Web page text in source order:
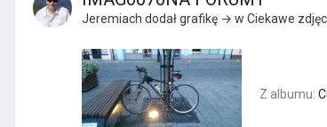
Jeremiach dodał grafikę → w Ciekawe
Z albumu: